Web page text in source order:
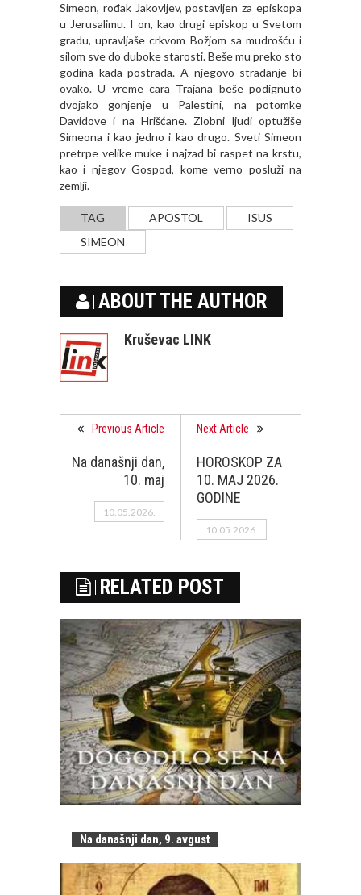
Simeon, rođak Jakovljev, postavljen za episkopa
u Jerusalimu. I on, kao drugi episkop u Svetom
gradu, upravljaše crkvom Božjom sa mudrošću i
silom sve do duboke starosti. Beše mu preko sto
godina kada postrada. A njegovo stradanje bi
ovako. U vreme cara Trajana beše podignuto
dvojako gonjenje u Palestini, na potomke
Davidove i na Hrišćane. Zlobni ljudi optužiše
Simeona i kao jedno i kao drugo. Sveti Simeon
pretrpe velike muke i najzad bi raspet na krstu,
kao i njegov Gospod, kome verno posluži na
zemlji.
TAG APOSTOL
ISUS
SIMEON
ABOUT THE AUTHOR
Kruševac LINK
Previous Article
Na današnji dan,
10. maj
10.05.2026.
Next Article
HOROSKOP ZA
10. MAJ 2026.
GODINE
10.05.2026.
RELATED POST
Na današnji dan, 9. avgust